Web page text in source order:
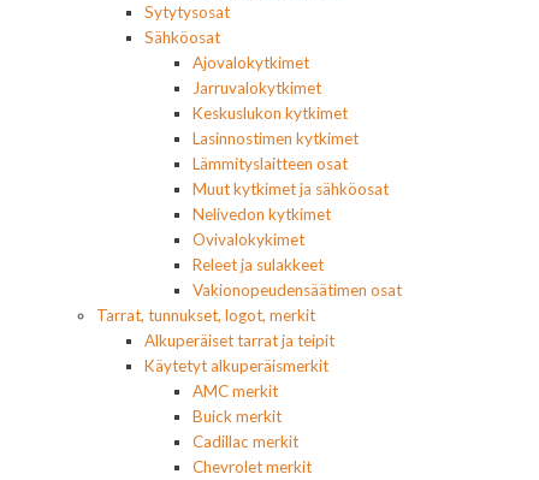
Sytytysosat
Sähköosat
Ajovalokytkimet
Jarruvalokytkimet
Keskuslukon kytkimet
Lasinnostimen kytkimet
Lämmityslaitteen osat
Muut kytkimet ja sähköosat
Nelivedon kytkimet
Ovivalokykimet
Releet ja sulakkeet
Vakionopeudensäätimen osat
Tarrat, tunnukset, logot, merkit
Alkuperäiset tarrat ja teipit
Käytetyt alkuperäismerkit
AMC merkit
Buick merkit
Cadillac merkit
Chevrolet merkit